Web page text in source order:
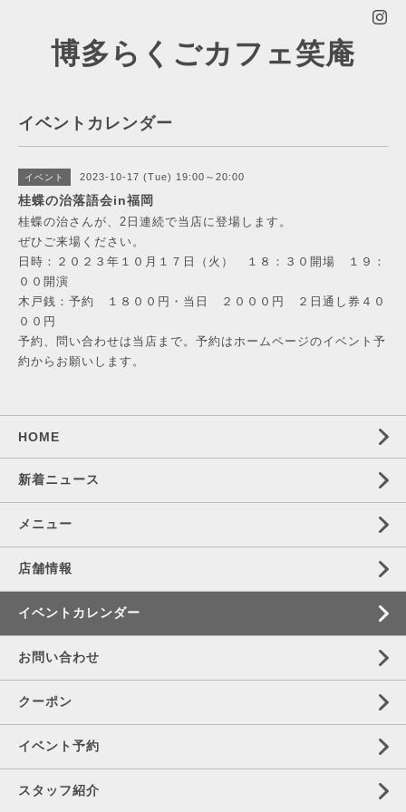
博多らくごカフェ笑庵
イベントカレンダー
イベント 2023-10-17 (Tue) 19:00～20:00
桂蝶の治落語会in福岡
桂蝶の治さんが、2日連続で当店に登場します。
ぜひご来場ください。
日時：２０２３年１０月１７日（火） １８：３０開場 １９：
００開演
木戸銭：予約 １８００円・当日 ２０００円 ２日通し券４０
００円
予約、問い合わせは当店まで。予約はホームページのイベント予
約からお願いします。
HOME
新着ニュース
メニュー
店舗情報
イベントカレンダー
お問い合わせ
クーポン
イベント予約
スタッフ紹介